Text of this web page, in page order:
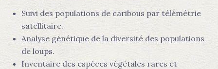
Suivi des populations de caribous par télémétrie
satellitaire.
Analyse génétique de la diversité des populations
de loups.
Inventaire des espèces végétales rares et